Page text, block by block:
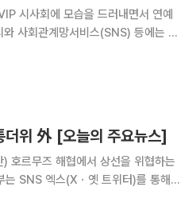
시사회에 모습을 드러내면서 연예
위 外 [오늘의 주요뉴스]
는 SNS 엑스(Xㆍ옛 트위터)를 통해